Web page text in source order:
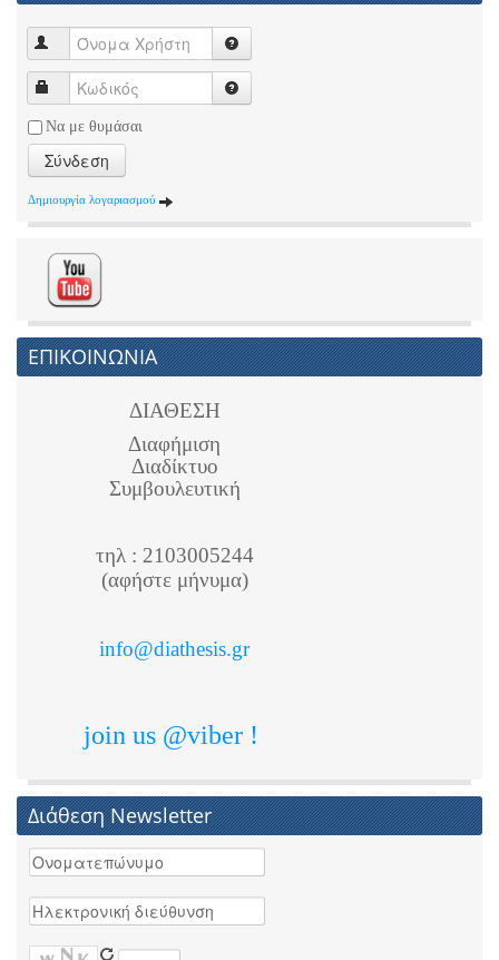
Να με θυμάσαι
Σύνδεση
Δημιουργία λογαριασμού
ΕΠΙΚΟΙΝΩΝΙΑ
ΔΙΑΘΕΣΗ
Διαφήμιση
Διαδίκτυο
Συμβουλευτική
τηλ : 2103005244
(αφήστε μήνυμα)
info@diathesis.gr
join us @viber !
Διάθεση Newsletter